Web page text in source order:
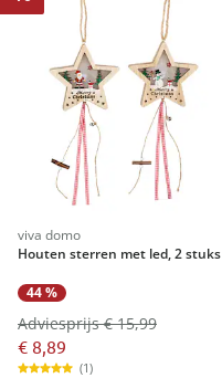
viva domo
Houten sterren met led, 2 stuks
44 %
€ 8,89
Adviesprijs € 15,99
(1)